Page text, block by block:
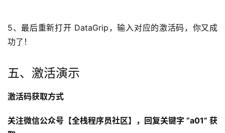
5、最后重新打开 DataGrip，输入对应的激活码，你又成
功了！
五、激活演示
激活码获取方式
关注微信公众号 【全栈程序员社区】 ，回复关键字 “a01” 获